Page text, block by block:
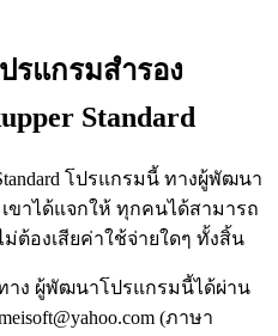
รแกรมสำรอง
Standard
โปรแกรมนี้ ทางผู้พัฒนา
เขาได้แจกให้ ทุกคนได้สามารถ
ต้องเสียค่าใช้จ่ายใดๆ ทั้งสิ้น
ง ผู้พัฒนาโปรแกรมนี้ได้ผ่าน
(ภาษา